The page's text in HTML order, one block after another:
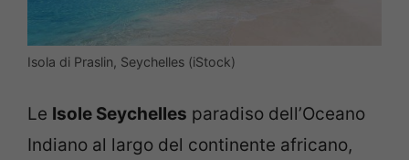
Isola di Praslin, Seychelles (iStock)
Le Isole Seychelles paradiso dell’Oceano
Indiano al largo del continente africano,